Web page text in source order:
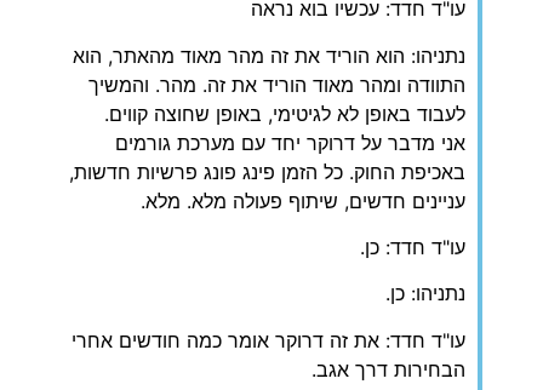
עו"ד חדד: עכשיו בוא נראה
נתניהו: הוא הוריד את זה מהר מאוד מהאתר, הוא
התוודה ומהר מאוד הוריד את זה. מהר. והמשיך
לעבוד באופן לא לגיטימי, באופן שחוצה קווים.
אני מדבר על דרוקר יחד עם מערכת גורמים
באכיפת החוק. כל הזמן פינג פונג פרשיות חדשות,
עניינים חדשים, שיתוף פעולה מלא. מלא.
עו"ד חדד: כן.
נתניהו: כן.
עו"ד חדד: את זה דרוקר אומר כמה חודשים אחרי
הבחירות דרך אגב.